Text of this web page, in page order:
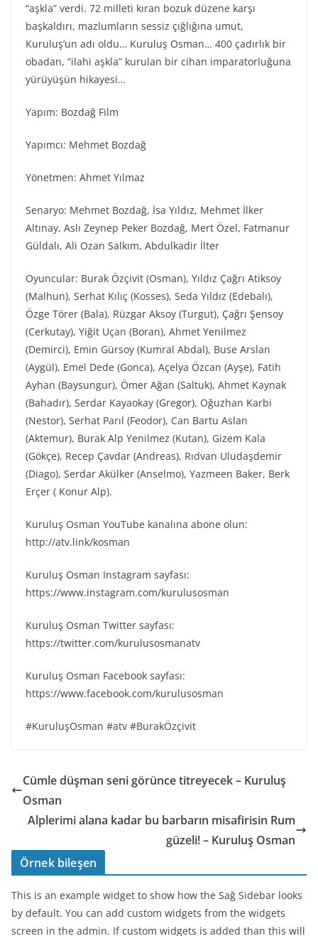
“aşkla” verdi. 72 milleti kıran bozuk düzene karşı
başkaldırı, mazlumların sessiz çığlığına umut,
Kuruluş’un adı oldu… Kuruluş Osman… 400 çadırlık bir
obadan, “ilahi aşkla” kurulan bir cihan imparatorluğuna
yürüyüşün hikayesi…
Yapım: Bozdağ Film
Yapımcı: Mehmet Bozdağ
Yönetmen: Ahmet Yılmaz
Senaryo: Mehmet Bozdağ, İsa Yıldız, Mehmet İlker
Altınay, Aslı Zeynep Peker Bozdağ, Mert Özel, Fatmanur
Güldalı, Ali Ozan Salkım, Abdulkadir İlter
Oyuncular: Burak Özçivit (Osman), Yıldız Çağrı Atiksoy
(Malhun), Serhat Kılıç (Kosses), Seda Yıldız (Edebalı),
Özge Törer (Bala), Rüzgar Aksoy (Turgut), Çağrı Şensoy
(Cerkutay), Yiğit Uçan (Boran), Ahmet Yenilmez
(Demirci), Emin Gürsoy (Kumral Abdal), Buse Arslan
(Aygül), Emel Dede (Gonca), Açelya Özcan (Ayşe), Fatih
Ayhan (Baysungur), Ömer Ağan (Saltuk), Ahmet Kaynak
(Bahadır), Serdar Kayaokay (Gregor), Oğuzhan Karbi
(Nestor), Serhat Parıl (Feodor), Can Bartu Aslan
(Aktemur), Burak Alp Yenilmez (Kutan), Gizem Kala
(Gökçe), Recep Çavdar (Andreas), Rıdvan Uludaşdemir
(Diago), Serdar Akülker (Anselmo), Yazmeen Baker, Berk
Erçer ( Konur Alp).
Kuruluş Osman YouTube kanalına abone olun:
http://atv.link/kosman
Kuruluş Osman Instagram sayfası:
https://www.instagram.com/kurulusosman
Kuruluş Osman Twitter sayfası:
https://twitter.com/kurulusosmanatv
Kuruluş Osman Facebook sayfası:
https://www.facebook.com/kurulusosman
#KuruluşOsman #atv #BurakÖzçivit
Cümle düşman seni görünce titreyecek – Kuruluş
Osman
Alplerimi alana kadar bu barbarın misafirisin Rum
güzeli! – Kuruluş Osman
Örnek bileşen
This is an example widget to show how the Sağ Sidebar looks
by default. You can add custom widgets from the widgets
screen in the admin. If custom widgets is added than this will